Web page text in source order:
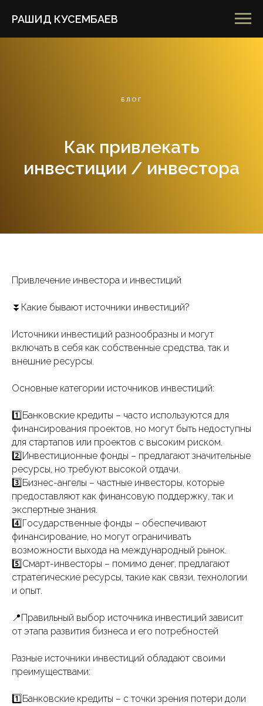
РАШИД КУСЕМБАЕВ
БЛОГ
Как привлекать
инвестиции / инвестора
Привлечение инвестора и инвестиций
⏬Какие бывают источники инвестиций?
Источники инвестиций разнообразны и могут
включать в себя как собственные средства, так и
внешние ресурсы.
Основные категории источников инвестиций:
1️⃣Банковские кредиты – часто используются для
финансирования проектов, но могут быть недоступны
для стартапов или проектов с высоким риском.
2️⃣Инвестиционные фонды – предлагают значительные
ресурсы, но требуют высокой отдачи.
3️⃣Бизнес-ангелы – частные инвесторы, которые
предоставляют как финансовую поддержку, так и
экспертные знания.
4️⃣Государственные фонды – обеспечивают
финансирование, но могут ограничивать
возможности выхода на международный рынок.
5️⃣Смарт-инвесторы – помимо денег, предлагают
стратегические ресурсы, такие как связи, технологии
и опыт.
📍Правильный выбор источника инвестиций зависит
от этапа развития бизнеса и его потребностей
Разные источники инвестиций обладают своими
преимуществами:
1️⃣Банковские кредиты – с точки зрения потери доли